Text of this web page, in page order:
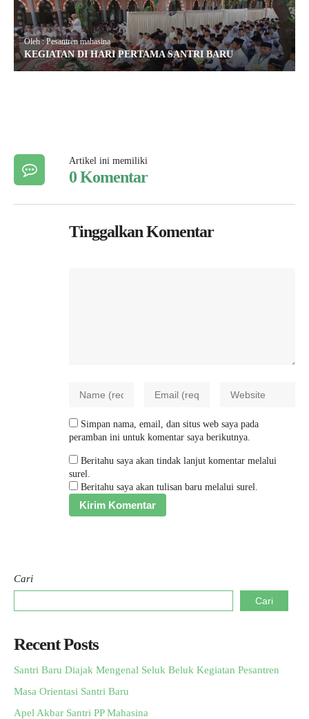
Oleh : Pesantren mahasina
KEGIATAN DI HARI PERTAMA SANTRI BARU
Artikel ini memiliki
0 Komentar
Tinggalkan Komentar
Simpan nama, email, dan situs web saya pada
peramban ini untuk komentar saya berikutnya.
Beritahu saya akan tindak lanjut komentar melalui
surel.
Beritahu saya akan tulisan baru melalui surel.
Cari
Cari
Recent Posts
Santri Baru Diajak Mengenal Seluk Beluk Kegiatan Pesantren
Masa Orientasi Santri Baru
Apel Akbar Santri PP Mahasina